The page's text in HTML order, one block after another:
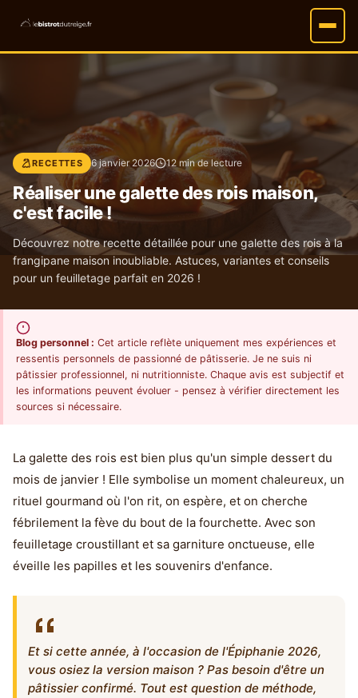
RECETTES 6 janvier 2026 12 min de lecture
Réaliser une galette des rois maison,
c'est facile !
Découvrez notre recette détaillée pour une galette des rois à la
frangipane maison inoubliable. Astuces, variantes et conseils
pour un feuilletage parfait en 2026 !
Blog personnel : Cet article reflète uniquement mes expériences et
ressentis personnels de passionné de pâtisserie. Je ne suis ni
pâtissier professionnel, ni nutritionniste. Chaque avis est subjectif et
les informations peuvent évoluer - pensez à vérifier directement les
sources si nécessaire.
La galette des rois est bien plus qu'un simple dessert du
mois de janvier ! Elle symbolise un moment chaleureux, un
rituel gourmand où l'on rit, on espère, et on cherche
fébrilement la fève du bout de la fourchette. Avec son
feuilletage croustillant et sa garniture onctueuse, elle
éveille les papilles et les souvenirs d'enfance.
Et si cette année, à l'occasion de l'Épiphanie 2026,
vous osiez la version maison ? Pas besoin d'être un
pâtissier confirmé. Tout est question de méthode,